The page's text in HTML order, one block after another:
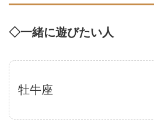
◇一緒に遊びたい人
牡牛座